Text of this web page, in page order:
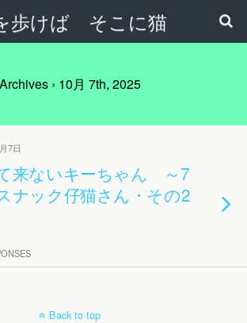
歩けば そこに猫
Archives › 10月 7th, 2025
7日
来ないキーちゃん ～7
ナック仔猫さん・その2
Back to top